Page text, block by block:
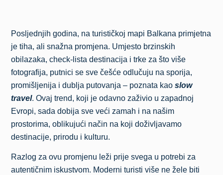
Posljednjih godina, na turističkoj mapi Balkana primjetna
je tiha, ali snažna promjena. Umjesto brzinskih
obilazaka, check-lista destinacija i trke za što više
fotografija, putnici se sve češće odlučuju na sporija,
promišljenija i dublja putovanja – poznata kaoslow
travel. Ovaj trend, koji je odavno zaživio u zapadnoj
Evropi, sada dobija sve veći zamah i na našim
prostorima, oblikujući način na koji doživljavamo
destinacije, prirodu i kulturu.
Razlog za ovu promjenu leži prije svega u potrebi za
autentičnim iskustvom. Moderni turisti više ne žele biti